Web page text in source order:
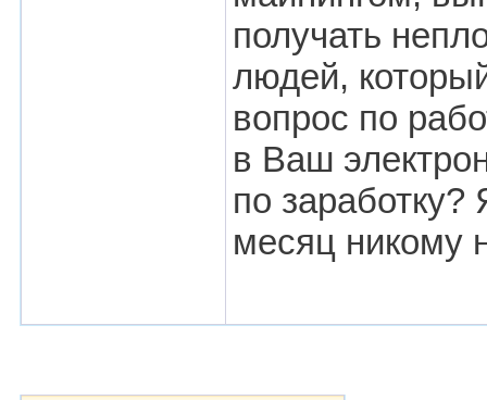
получать
людей,
вопрос по
в Ваш
по
месяц никому